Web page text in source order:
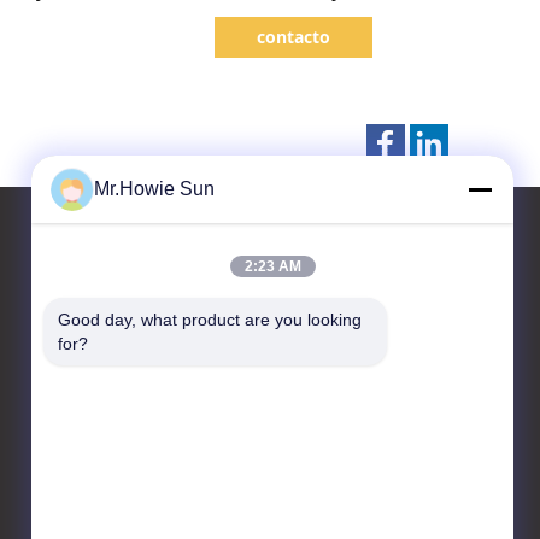
Beer Bottle Filler giratório
contacto
Mr.Howie Sun
2:23 AM
Good day, what product are you looking
for?